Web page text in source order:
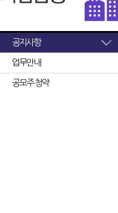
공지사항
업무안내
공모주 청약